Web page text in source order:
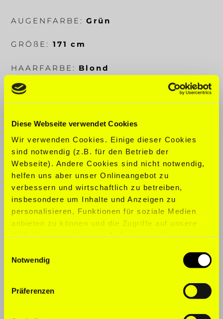
Diese Webseite verwendet Cookies
Wir verwenden Cookies. Einige dieser Cookies
sind notwendig (z.B. für den Betrieb der
Webseite). Andere Cookies sind nicht notwendig,
helfen uns aber unser Onlineangebot zu
verbessern und wirtschaftlich zu betreiben,
insbesondere um Inhalte und Anzeigen zu
personalisieren, Funktionen für soziale Medien
anbieten zu können und die Zugriffe auf unsere
Website an unsere Partner für soziale Medien,
Werbung und Analysen weiter. Unsere Partner
führen diese Informationen möglicherweise mit
weiteren Daten zusammen, die Sie ihnen
Notwendig
Präferenzen
AUGENFARBE:Grün
GRÖ ß E: 171 cm
HAARFARBE: Blond
KÖRPERMA
SCHUHGRÖßE:40
SPORTARTEN: Fitness, Laufen,
Skifahren, Yoga
SPRACHEN:Englisch, Deutsch